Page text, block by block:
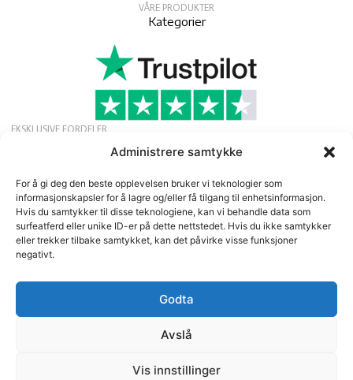
Administrere samtykke
For å gi deg den beste opplevelsen bruker vi teknologier som
informasjonskapsler for å lagre og/eller få tilgang til enhetsinformasjon.
Hvis du samtykker til disse teknologiene, kan vi behandle data som
surfeatferd eller unike ID-er på dette nettstedet. Hvis du ikke samtykker
eller trekker tilbake samtykket, kan det påvirke visse funksjoner
negativt.
Godta
Avslå
Vis innstillinger
VÅRE PRODUKTER
Kategorier
EKSKLUSIVE FORDELER
eksklusive tilbud, nyheter og arrangementer.
Nyhetsbrev
Selskapets MVA-nr. SE556641183001 | Speditionsvägen 45 |
www.13protein.com | +46-8-6457959.